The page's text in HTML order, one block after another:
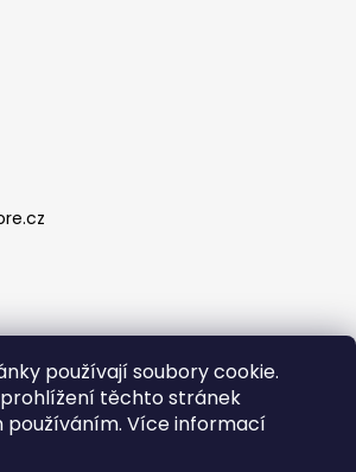
používají soubory cookie.
těchto stránek
používáním. Více informací
Podmínky ochrany osobních údajů
Kontakty